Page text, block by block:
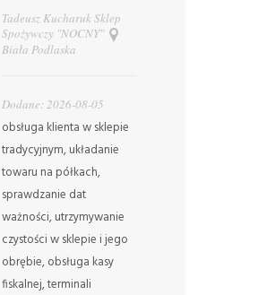
Tadeusz Kucharuk Sklep
Spożywczy "NOCNY"
Biała Podlaska
Dodane: 2026-08-05
obsługa klienta w sklepie
tradycyjnym, układanie
towaru na półkach,
sprawdzanie dat
ważności, utrzymywanie
czystości w sklepie i jego
obrębie, obsługa kasy
fiskalnej, terminali